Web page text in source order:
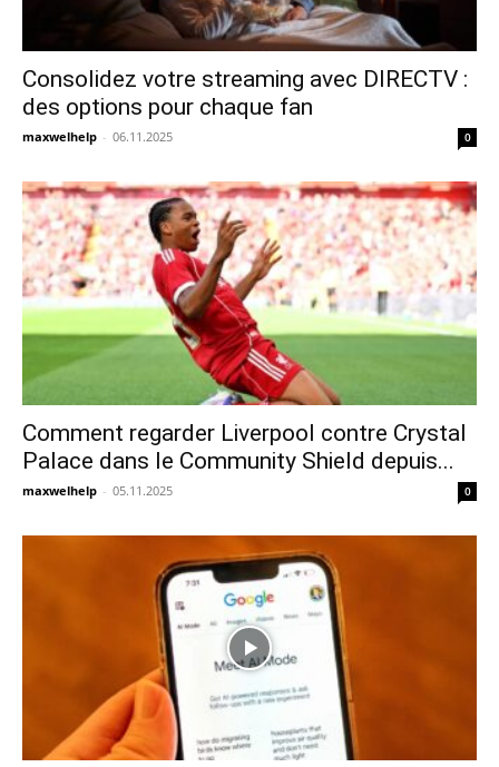
Consolidez votre streaming avec DIRECTV :
des options pour chaque fan
maxwelhelp - 06.11.2025 0
Comment regarder Liverpool contre Crystal
Palace dans le Community Shield depuis...
maxwelhelp - 05.11.2025 0